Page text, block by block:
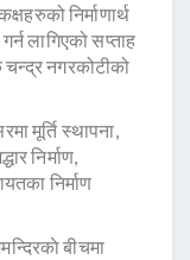
निर्माणार्थ
लागिएको सप्ताह
नगरकोटीको
मूर्ति स्थापना,
निर्माण,
निर्माण
बीचमा